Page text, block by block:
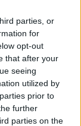
parties, or
for
opt-out
that after your
seeing
utilized by
prior to
further
parties on the
perfil
perfil